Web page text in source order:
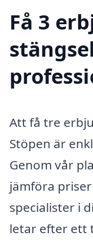
Få 3
Att få tre
Stöpen är
Genom vår
jämföra
specialister i
letar efter ett